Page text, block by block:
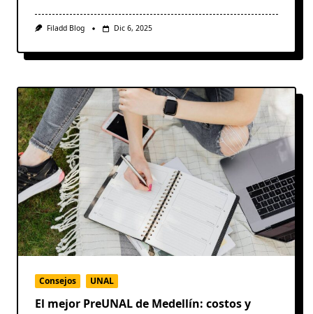
Filadd Blog Dic 6, 2025
Consejos UNAL
El mejor PreUNAL de Medellín: costos y